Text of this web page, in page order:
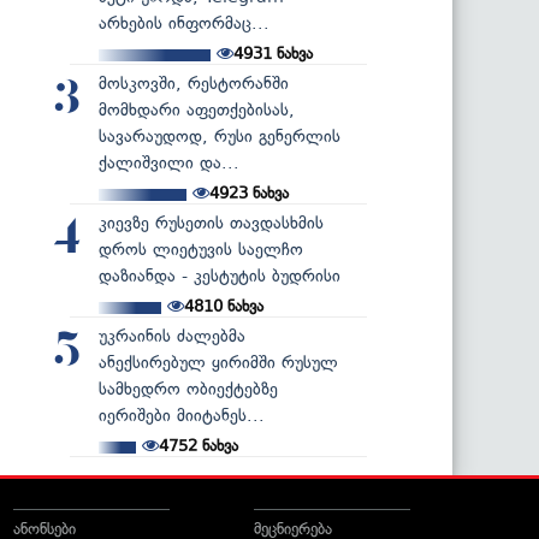
არხების ინფორმაც...
4931 ნახვა
3
მოსკოვში, რესტორანში
მომხდარი აფეთქებისას,
სავარაუდოდ, რუსი გენერლის
ქალიშვილი და...
4923ნახვა
4
კიევზე რუსეთის თავდასხმის
დროს ლიეტუვის საელჩო
დაზიანდა - კესტუტის ბუდრისი
4810ნახვა
5
უკრაინის ძალებმა
ანექსირებულ ყირიმში რუსულ
სამხედრო ობიექტებზე
იერიშები მიიტანეს...
4752 ნახვა
ანონსები მეცნიერება